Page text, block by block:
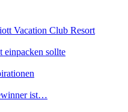
Vacation Club Resort
einpacken sollte
ist…